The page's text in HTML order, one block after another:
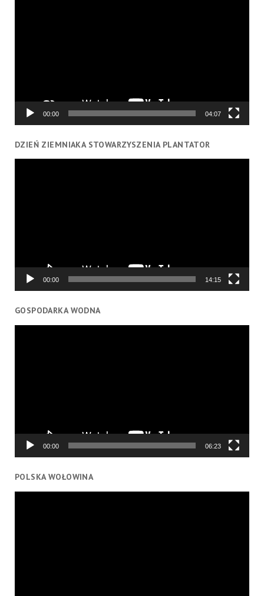
00:00 04:07
DZIEŃ ZIEMNIAKA STOWARZYSZENIA PLANTATOR
00:00 14:15
GOSPODARKA WODNA
00:00 06:23
POLSKA WOŁOWINA